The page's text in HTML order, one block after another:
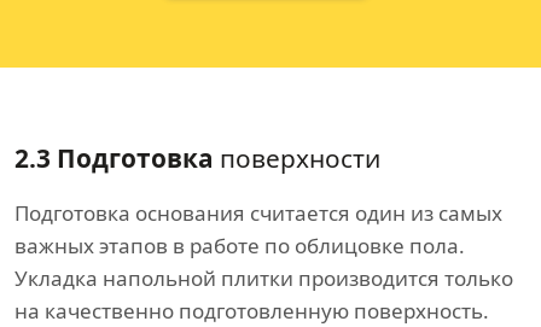
2.3 Подготовка поверхности
Подготовка основания считается один из самых
важных этапов в работе по облицовке пола.
Укладка напольной плитки производится только
на качественно подготовленную поверхность.